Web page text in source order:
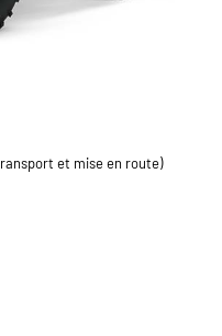
et mise en route)